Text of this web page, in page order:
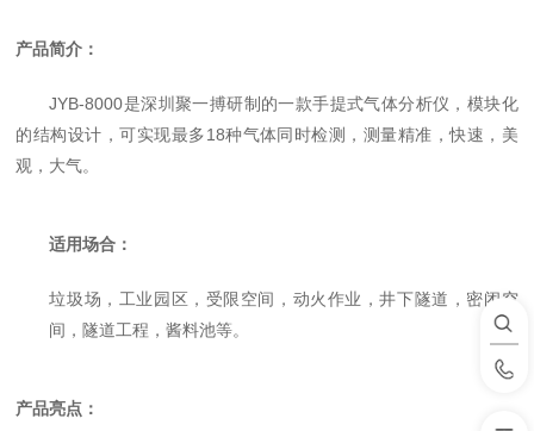
产品简介 ：
JYB-8000是深圳聚一搏研制的一款手提式气体分析仪，模块化
的结构设计，可实现最多18种气体同时检测， 测量精准，快速，美
观，大气。
适用场合：
垃圾场，工业园区，受限空间，动火作业，井下隧道，密闭空
间，隧道工程，酱料池等。
产品亮点：